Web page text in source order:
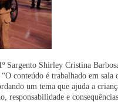
Sargento Shirley Cristina
conteúdo é trabalhado em sala
um tema que ajuda a
responsabilidade e